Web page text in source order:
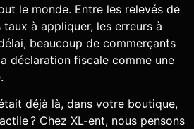
le monde. Entre les relevés de
à appliquer, les erreurs à
beaucoup de commerçants
déclaration fiscale comme une
déjà là, dans votre boutique,
? Chez XL-ent, nous pensons